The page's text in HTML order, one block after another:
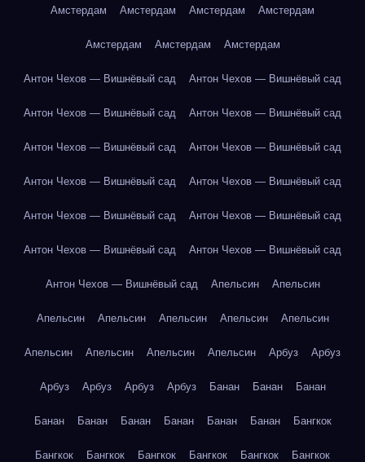
Амстердам Амстердам Амстердам Амстердам
Амстердам Амстердам Амстердам
Антон Чехов — Вишнёвый сад Антон Чехов — Вишнёвый сад
Антон Чехов — Вишнёвый сад Антон Чехов — Вишнёвый сад
Антон Чехов — Вишнёвый сад Антон Чехов — Вишнёвый сад
Антон Чехов — Вишнёвый сад Антон Чехов — Вишнёвый сад
Антон Чехов — Вишнёвый сад Антон Чехов — Вишнёвый сад
Антон Чехов — Вишнёвый сад Антон Чехов — Вишнёвый сад
Антон Чехов — Вишнёвый сад Апельсин Апельсин
Апельсин Апельсин Апельсин Апельсин Апельсин
Апельсин Апельсин Апельсин Апельсин Арбуз Арбуз
Арбуз Арбуз Арбуз Арбуз Банан Банан Банан
Банан Банан Банан Банан Банан Банан Бангкок
Бангкок Бангкок Бангкок Бангкок Бангкок Бангкок